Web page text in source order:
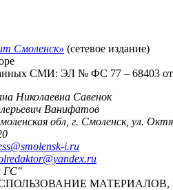
Смоленск» (сетевое издание)
СМИ: ЭЛ № ФС 77 – 68403 от
Николаевна Савенок
Ванифатов
обл, г. Смоленск, ул.
i.ru
ГС"